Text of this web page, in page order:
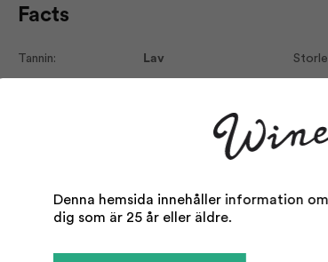
Facts
Tannin: Lav
Område: Provence
Årgång: 2025
Denna hemsida innehåller information
dig som är 25 år eller äldre.